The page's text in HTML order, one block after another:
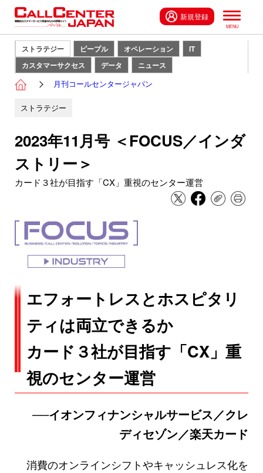
新規登録
ストラテジー ピープル オペレーション
IT
カスタマーサクセス
データ ニュース
月刊コールセンタージャパン
ストラテジー
2023年11月号 ＜FOCUS／インダ
ストリー＞
カード３社が目指す「CX」重視のセンター運営
エフォートレスとホスピタリ
ティは両立できるか
カード３社が目指す「CX」重
視のセンター運営
──イオンフィナンシャルサービス／クレ
ディセゾン／楽天カード
消費のオンラインシフトやキャッシュレス化を